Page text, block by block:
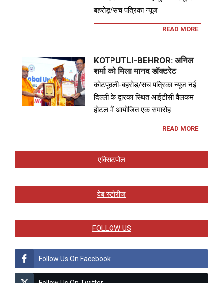
बहरोड़/सच पत्रिका न्यूज
READ MORE
KOTPUTLI-BEHROR: अनिल
शर्मा को मिला मानद डॉक्टरेट
कोटपूतली-बहरोड़/सच पत्रिका न्यूज नई
दिल्ली के द्वारका स्थित आईटीसी वैलकम
होटल में आयोजित एक समारोह
READ MORE
एक्सिटपोल
वेब स्टोरीज
FOLLOW US
Follow Us On Facebook